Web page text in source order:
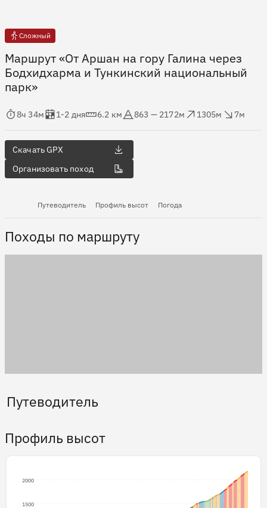
Сложный
Маршрут «От Аршан на гору Галина через
Бодхидхарма и Тункинский национальный
парк»
в пути
8ч 34м
Оценка в днях
1-2 дня
6.2 км
863 — 2172м
1305м
7м
Скачать GPX
Организовать поход
Путеводитель Профиль высот Погода
Походы по маршруту
Путеводитель
Профиль высот
1500
2000